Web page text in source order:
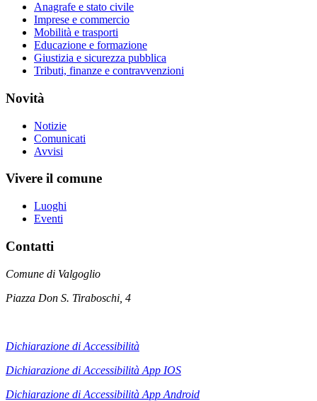
Anagrafe e stato civile
Imprese e commercio
Mobilità e trasporti
Educazione e formazione
Giustizia e sicurezza pubblica
Tributi, finanze e contravvenzioni
Novità
Notizie
Comunicati
Avvisi
Vivere il comune
Luoghi
Eventi
Contatti
Comune di Valgoglio
Piazza Don S. Tiraboschi, 4
Dichiarazione di Accessibilità
Dichiarazione di Accessibilità App IOS
Dichiarazione di Accessibilità App Android